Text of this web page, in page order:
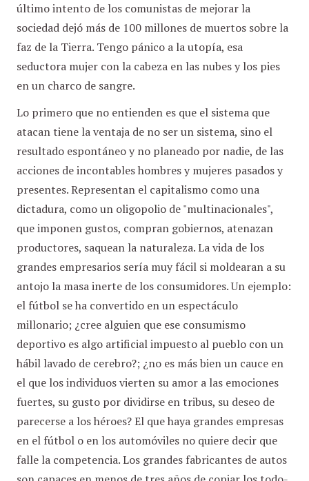
último intento de los comunistas de mejorar la
sociedad dejó más de 100 millones de muertos sobre la
faz de la Tierra. Tengo pánico a la utopía, esa
seductora mujer con la cabeza en las nubes y los pies
en un charco de sangre.
Lo primero que no entienden es que el sistema que
atacan tiene la ventaja de no ser un sistema, sino el
resultado espontáneo y no planeado por nadie, de las
acciones de incontables hombres y mujeres pasados y
presentes. Representan el capitalismo como una
dictadura, como un oligopolio de "multinacionales",
que imponen gustos, compran gobiernos, atenazan
productores, saquean la naturaleza. La vida de los
grandes empresarios sería muy fácil si moldearan a su
antojo la masa inerte de los consumidores. Un ejemplo:
el fútbol se ha convertido en un espectáculo
millonario; ¿cree alguien que ese consumismo
deportivo es algo artificial impuesto al pueblo con un
hábil lavado de cerebro?; ¿no es más bien un cauce en
el que los individuos vierten su amor a las emociones
fuertes, su gusto por dividirse en tribus, su deseo de
parecerse a los héroes? El que haya grandes empresas
en el fútbol o en los automóviles no quiere decir que
falle la competencia. Los grandes fabricantes de autos